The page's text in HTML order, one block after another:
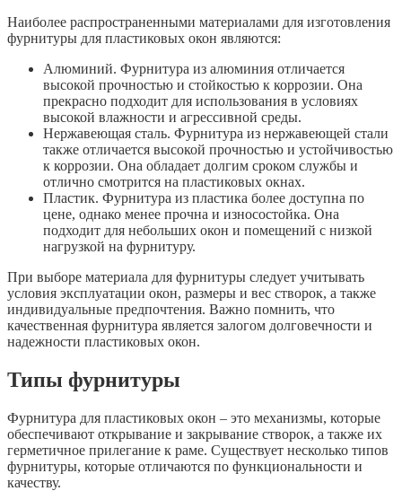
Наиболее распространенными материалами для изготовления
фурнитуры для пластиковых окон являются:
Алюминий. Фурнитура из алюминия отличается
высокой прочностью и стойкостью к коррозии. Она
прекрасно подходит для использования в условиях
высокой влажности и агрессивной среды.
Нержавеющая сталь. Фурнитура из нержавеющей стали
также отличается высокой прочностью и устойчивостью
к коррозии. Она обладает долгим сроком службы и
отлично смотрится на пластиковых окнах.
Пластик. Фурнитура из пластика более доступна по
цене, однако менее прочна и износостойка. Она
подходит для небольших окон и помещений с низкой
нагрузкой на фурнитуру.
При выборе материала для фурнитуры следует учитывать
условия эксплуатации окон, размеры и вес створок, а также
индивидуальные предпочтения. Важно помнить, что
качественная фурнитура является залогом долговечности и
надежности пластиковых окон.
Типы фурнитуры
Фурнитура для пластиковых окон – это механизмы, которые
обеспечивают открывание и закрывание створок, а также их
герметичное прилегание к раме. Существует несколько типов
фурнитуры, которые отличаются по функциональности и
качеству.